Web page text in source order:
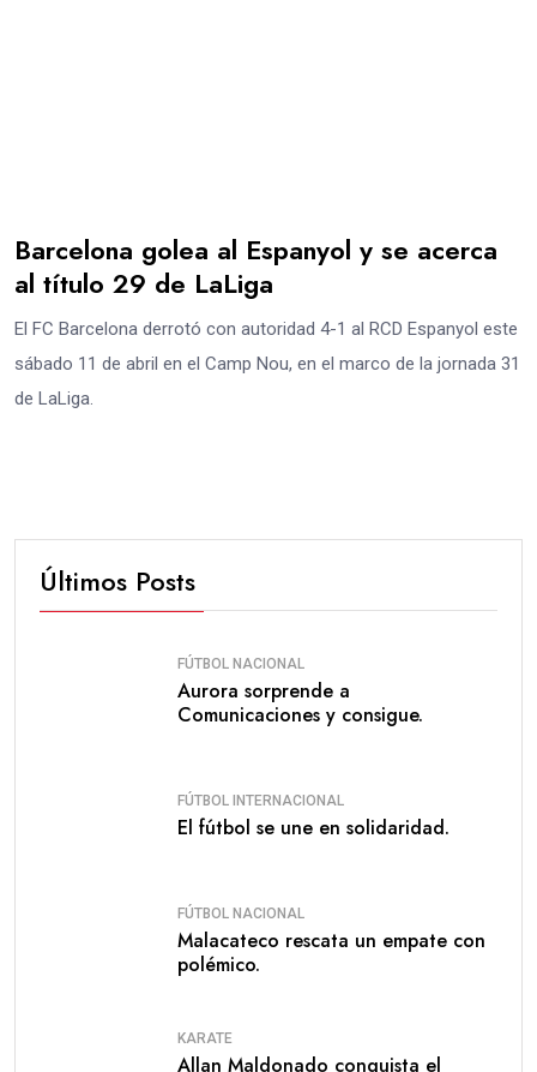
Barcelona golea al Espanyol y se acerca
al título 29 de LaLiga
El FC Barcelona derrotó con autoridad 4-1 al RCD Espanyol este
sábado 11 de abril en el Camp Nou, en el marco de la jornada 31
de LaLiga.
Últimos Posts
FÚTBOL NACIONAL
Aurora sorprende a
Comunicaciones y consigue.
FÚTBOL INTERNACIONAL
El fútbol se une en solidaridad.
FÚTBOL NACIONAL
Malacateco rescata un empate con
polémico.
KARATE
Allan Maldonado conquista el